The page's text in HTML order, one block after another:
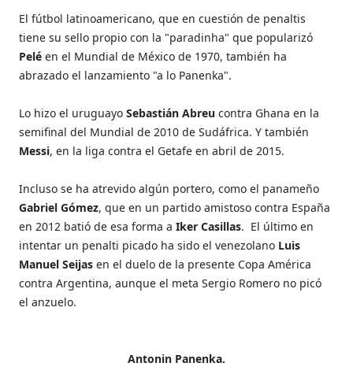
El fútbol latinoamericano, que en cuestión de penaltis
tiene su sello propio con la "paradinha" que popularizó
Peléen el Mundial de México de 1970, también ha
abrazado el lanzamiento "a lo Panenka".
Lo hizo el uruguayoSebastián Abreucontra Ghana en la
semifinal del Mundial de 2010 de Sudáfrica. Y también
Messi, en la liga contra el Getafe en abril de 2015.
Incluso se ha atrevido algún portero, como el panameño
Gabriel Gómez, que en un partido amistoso contra España
en 2012 batió de esa forma aIker Casillas. El último en
intentar un penalti picado ha sido el venezolano Luis
Manuel Seijasen el duelo de la presente Copa América
contra Argentina, aunque el meta Sergio Romero no picó
el anzuelo.
Antonin Panenka.